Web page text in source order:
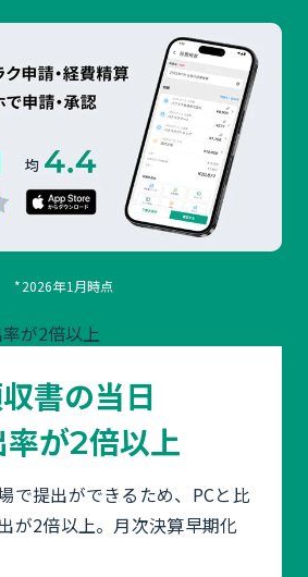
*2026年1月時点
書の当日
が2倍以上
で提出ができるため、PCと比
が2倍以上。月次決算早期化